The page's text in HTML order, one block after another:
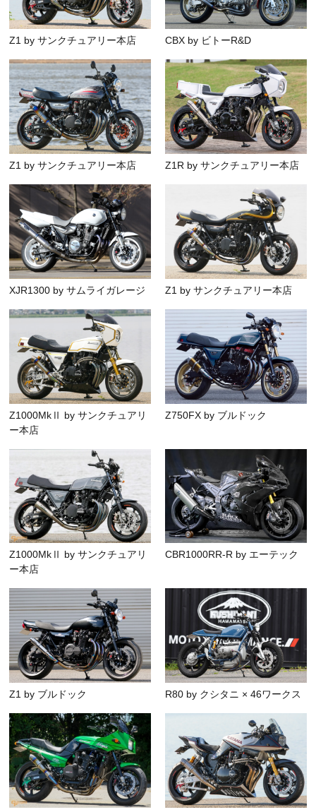
Z1 by サンクチュアリー本店 CBX by ビトーR&D
Z1 by サンクチュアリー本店 Z1R by サンクチュアリー本店
XJR1300 by サムライガレージ Z1 by サンクチュアリー本店
Z1000MkⅡ by サンクチュアリ
ー本店
Z750FX by ブルドック
Z1000MkⅡ by サンクチュアリ
ー本店
CBR1000RR-R by エーテック
Z1 by ブルドック R80 by クシタニ × 46ワークス